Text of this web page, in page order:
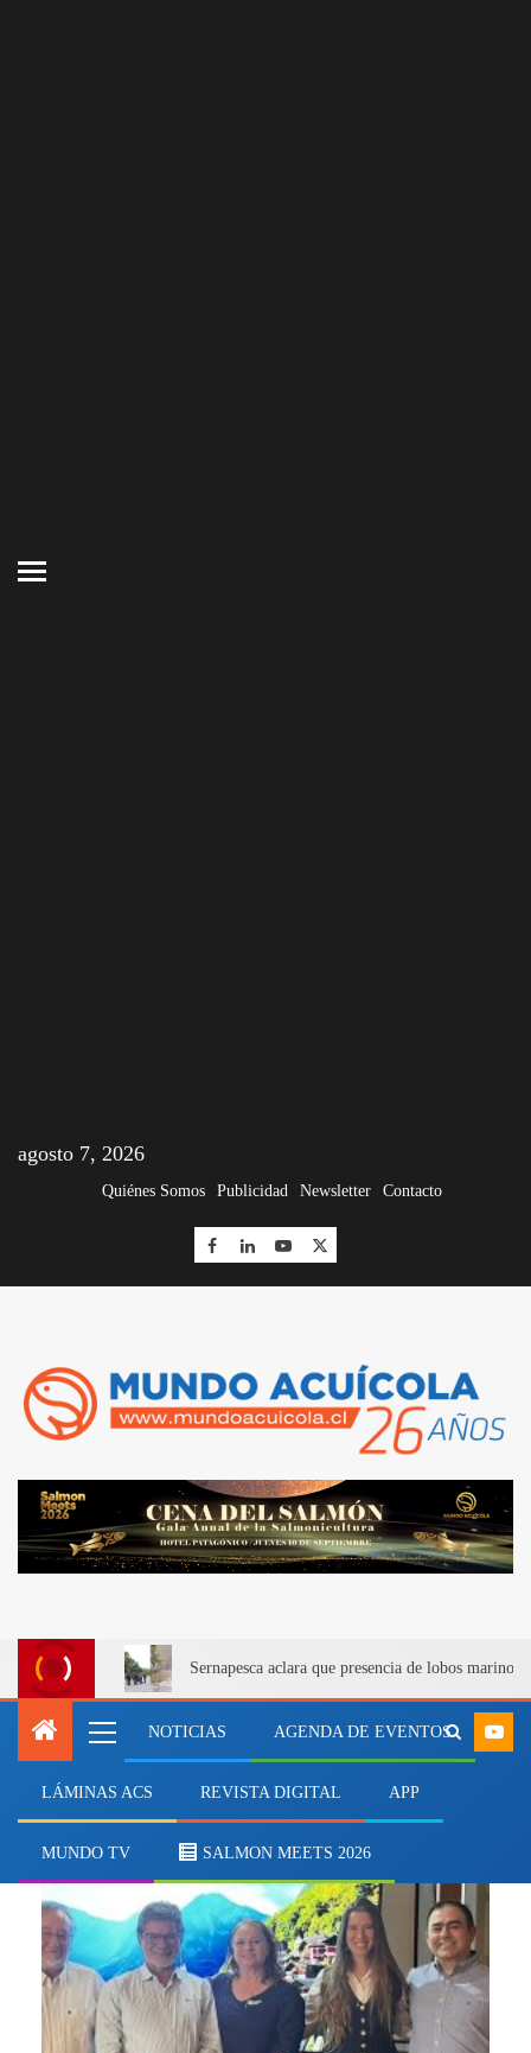
agosto 7, 2026
Quiénes Somos Publicidad Newsletter Contacto
Sernapesca aclara que presencia de lobos
NOTICIAS AGENDA DE EVENTOS
LÁMINAS ACS REVISTA DIGITAL APP
MUNDO TV SALMON MEETS 2026
macroalgas